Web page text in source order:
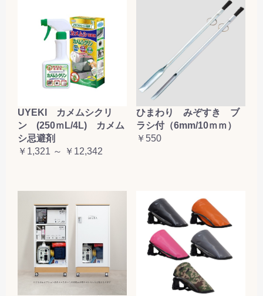
UYEKI カメムシクリ
ン (250ｍL/4L) カメム
シ忌避剤
￥1,321 ～ ￥12,342
ひまわり みぞすき ブ
ラシ付（6mm/10ｍｍ）
￥550